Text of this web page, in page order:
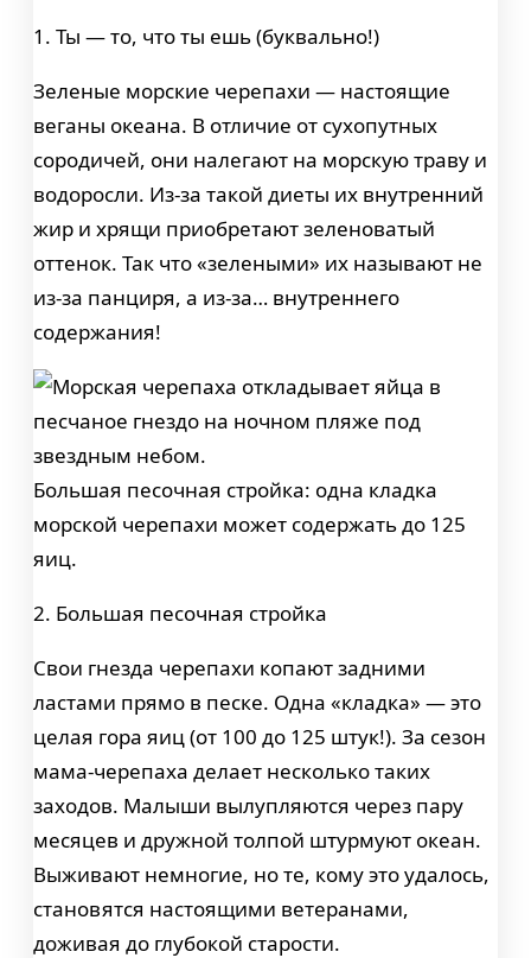
1. Ты — то, что ты ешь (буквально!)
Зеленые морские черепахи — настоящие
веганы океана. В отличие от сухопутных
сородичей, они налегают на морскую траву и
водоросли. Из-за такой диеты их внутренний
жир и хрящи приобретают зеленоватый
оттенок. Так что «зелеными» их называют не
из-за панциря, а из-за… внутреннего
содержания!
Большая песочная стройка: одна кладка
морской черепахи может содержать до 125
яиц.
2. Большая песочная стройка
Свои гнезда черепахи копают задними
ластами прямо в песке. Одна «кладка» — это
целая гора яиц (от 100 до 125 штук!). За сезон
мама-черепаха делает несколько таких
заходов. Малыши вылупляются через пару
месяцев и дружной толпой штурмуют океан.
Выживают немногие, но те, кому это удалось,
становятся настоящими ветеранами,
доживая до глубокой старости.